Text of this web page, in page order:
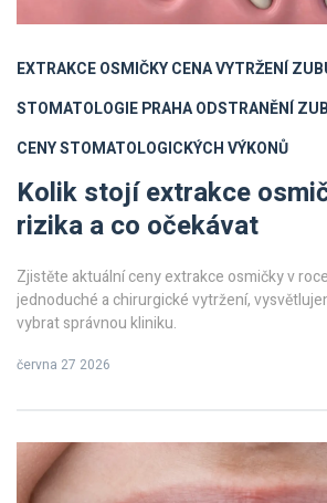
EXTRAKCE OSMIČKY CENAVYTRŽENÍ
STOMATOLOGIE PRAHAODSTRANĚNÍ
CENY STOMATOLOGICKÝCH VÝKONŮ
Kolik stojí extrakce
rizika a co očekávat
Zjistěte aktuální ceny extrakce osmičky v
jednoduché a chirurgické vytržení,
vybrat správnou kliniku.
června 27 2026